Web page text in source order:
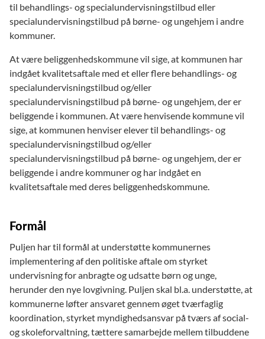
til behandlings- og specialundervisningstilbud eller
specialundervisningstilbud på børne- og ungehjem i andre
kommuner.
At være beliggenhedskommune vil sige, at kommunen har
indgået kvalitetsaftale med et eller flere behandlings- og
specialundervisningstilbud og/eller
specialundervisningstilbud på børne- og ungehjem, der er
beliggende i kommunen. At være henvisende kommune vil
sige, at kommunen henviser elever til behandlings- og
specialundervisningstilbud og/eller
specialundervisningstilbud på børne- og ungehjem, der er
beliggende i andre kommuner og har indgået en
kvalitetsaftale med deres beliggenhedskommune.
Formål
Puljen har til formål at understøtte kommunernes
implementering af den politiske aftale om styrket
undervisning for anbragte og udsatte børn og unge,
herunder den nye lovgivning. Puljen skal bl.a. understøtte, at
kommunerne løfter ansvaret gennem øget tværfaglig
koordination, styrket myndighedsansvar på tværs af social-
og skoleforvaltning, tættere samarbejde mellem tilbuddene